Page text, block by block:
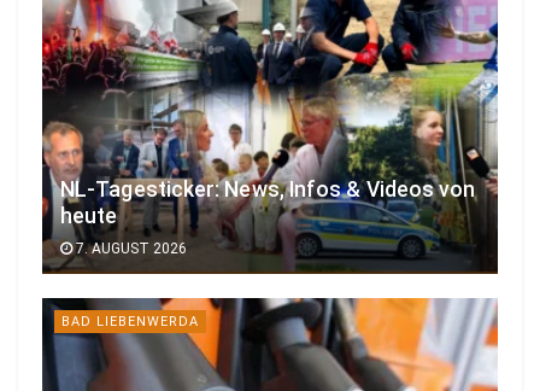
NL-Tagesticker: News, Infos & Videos von
heute
7. AUGUST 2026
BAD LIEBENWERDA